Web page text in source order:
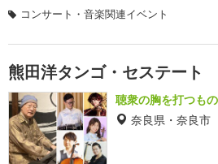
コンサート・音楽関連イベント
熊田洋タンゴ・セステート
聴衆の胸を打つも
奈良県・奈良市